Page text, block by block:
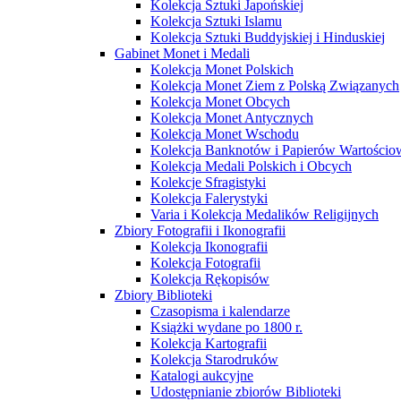
Kolekcja Sztuki Japońskiej
Kolekcja Sztuki Islamu
Kolekcja Sztuki Buddyjskiej i Hinduskiej
Gabinet Monet i Medali
Kolekcja Monet Polskich
Kolekcja Monet Ziem z Polską Związanych
Kolekcja Monet Obcych
Kolekcja Monet Antycznych
Kolekcja Monet Wschodu
Kolekcja Banknotów i Papierów
Kolekcja Medali Polskich i Obcych
Kolekcje Sfragistyki
Kolekcja Falerystyki
Varia i Kolekcja Medalików Religijnych
Zbiory Fotografii i Ikonografii
Kolekcja Ikonografii
Kolekcja Fotografii
Kolekcja Rękopisów
Zbiory Biblioteki
Czasopisma i kalendarze
Książki wydane po 1800 r.
Kolekcja Kartografii
Kolekcja Starodruków
Katalogi aukcyjne
Udostępnianie zbiorów Biblioteki